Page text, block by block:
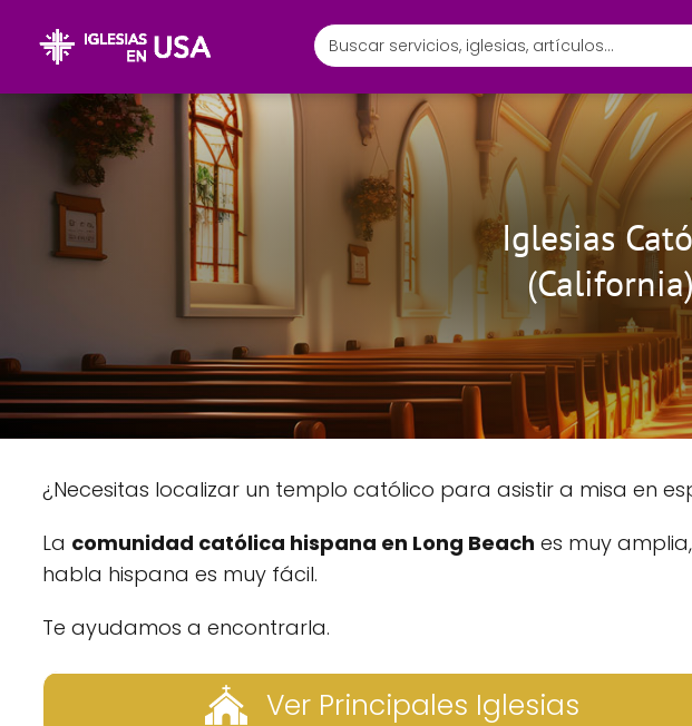
Iglesias
¿Necesitas localizar un templo católico para asistir a misa en
La comunidad católica hispana en Long Beach es muy
habla hispana es muy fácil.
Te ayudamos a encontrarla.
Ver Principales Iglesias